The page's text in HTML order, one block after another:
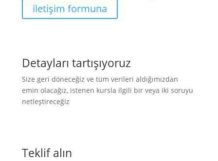
iletişim formuna
Detayları tartışıyoruz
Size geri döneceğiz ve tüm verileri aldığımızdan
emin olacağız, istenen kursla ilgili bir veya iki soruyu
netleştireceğiz
Teklif alın